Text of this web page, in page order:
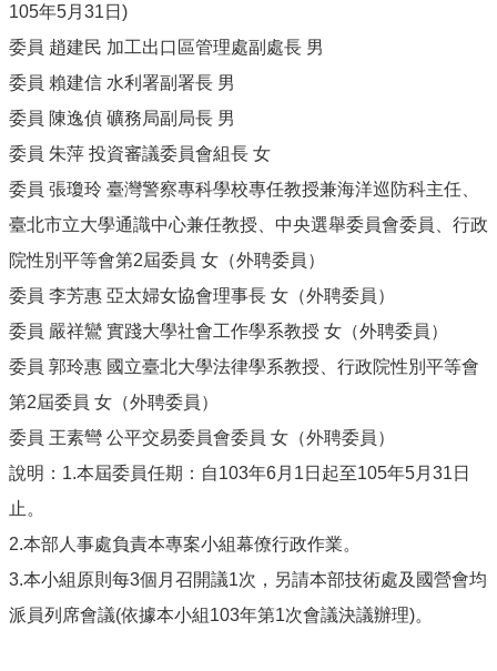
105年5月31日)
委員 趙建民 加工出口區管理處副處長 男
委員 賴建信 水利署副署長 男
委員 陳逸偵 礦務局副局長 男
委員 朱萍 投資審議委員會組長 女
委員 張瓊玲 臺灣警察專科學校專任教授兼海洋巡防科主任、
臺北市立大學通識中心兼任教授、中央選舉委員會委員、行政
院性別平等會第2屆委員 女（外聘委員）
委員 李芳惠 亞太婦女協會理事長 女（外聘委員）
委員 嚴祥鸞 實踐大學社會工作學系教授 女（外聘委員）
委員 郭玲惠 國立臺北大學法律學系教授、行政院性別平等會
第2屆委員 女（外聘委員）
委員 王素彎 公平交易委員會委員 女（外聘委員）
說明：1.本屆委員任期：自103年6月1日起至105年5月31日
止。
2.本部人事處負責本專案小組幕僚行政作業。
3.本小組原則每3個月召開議1次，另請本部技術處及國營會均
派員列席會議(依據本小組103年第1次會議決議辦理)。